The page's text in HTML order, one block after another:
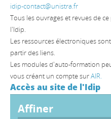
idip-contact@unistra.fr
Tous les ouvrages et revues de
l'Idip.
Les ressources électroniques
partir des liens.
Les modules d'auto-formation
vous créant un compte surAIR.
Accès au site de l'Idip
affiner